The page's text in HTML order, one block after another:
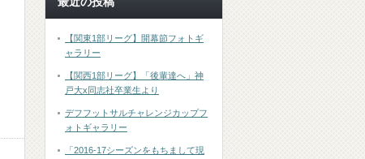
【関東1部リーグ】開幕節フォトギ
ャラリー
【関西1部リーグ】「後輩達へ」神
戸大x同志社卒業生より
デフフットサルチャレンジカップフ
ォトギャラリー
「2016-17シーズンをもちまして現